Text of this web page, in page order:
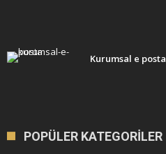
Kurumsal e posta
POPÜLER KATEGORILER